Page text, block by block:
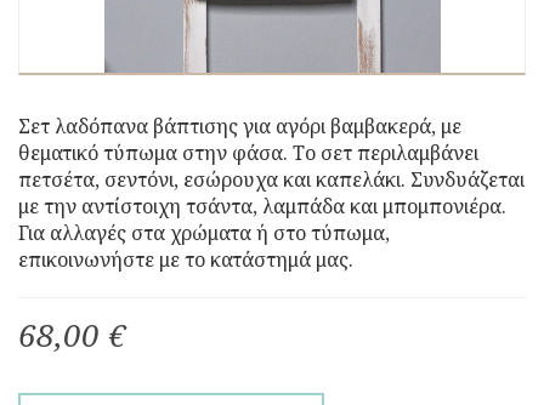
Σετ λαδόπανα βάπτισης για αγόρι βαμβακερά, με
θεματικό τύπωμα στην φάσα. Το σετ περιλαμβάνει
πετσέτα, σεντόνι, εσώρουχα και καπελάκι. Συνδυάζεται
με την αντίστοιχη τσάντα, λαμπάδα και μπομπονιέρα.
Για αλλαγές στα χρώματα ή στο τύπωμα,
επικοινωνήστε με το κατάστημά μας.
68,00 €